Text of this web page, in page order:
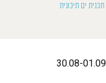
תכנית ים תיכונית